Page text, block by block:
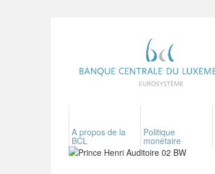
A propos de la
BCL
Politique
monétaire